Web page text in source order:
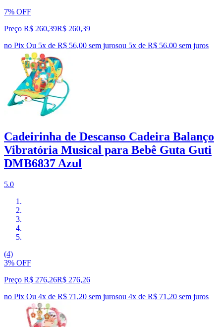
7% OFF
Preço R$ 260,39R$ 260,39
no Pix Ou 5x de R$ 56,00 sem jurosou 5x de R$ 56,00 sem juros
Cadeirinha de Descanso Cadeira Balanço
Vibratória Musical para Bebê Guta Guti
DMB6837 Azul
5.0
(4)
3% OFF
Preço R$ 276,26R$ 276,26
no Pix Ou 4x de R$ 71,20 sem jurosou 4x de R$ 71,20 sem juros